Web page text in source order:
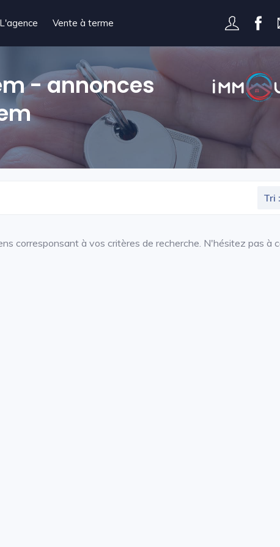
L'agence Vente à terme
- annonces
Tri :
corresponsant à vos critères de recherche. N'hésitez pas à